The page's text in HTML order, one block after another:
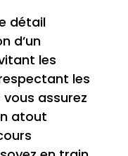
détail
d’un
les
les
assurez
atout